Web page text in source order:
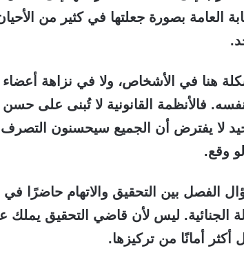
العامة بصورة جعلتها في كثير من
هنا في الأشخاص، ولا في نزاهة أعضاء
فالأنظمة القانونية لا تُبنى على حسن
لا يفترض أن الجميع سيحسنون التصرف
وقع.
الفصل بين التحقيق والاتهام حاضرًا
الجنائية. ليس لأن قاضي التحقيق يملك
أكثر أمانًا من تركيزها.